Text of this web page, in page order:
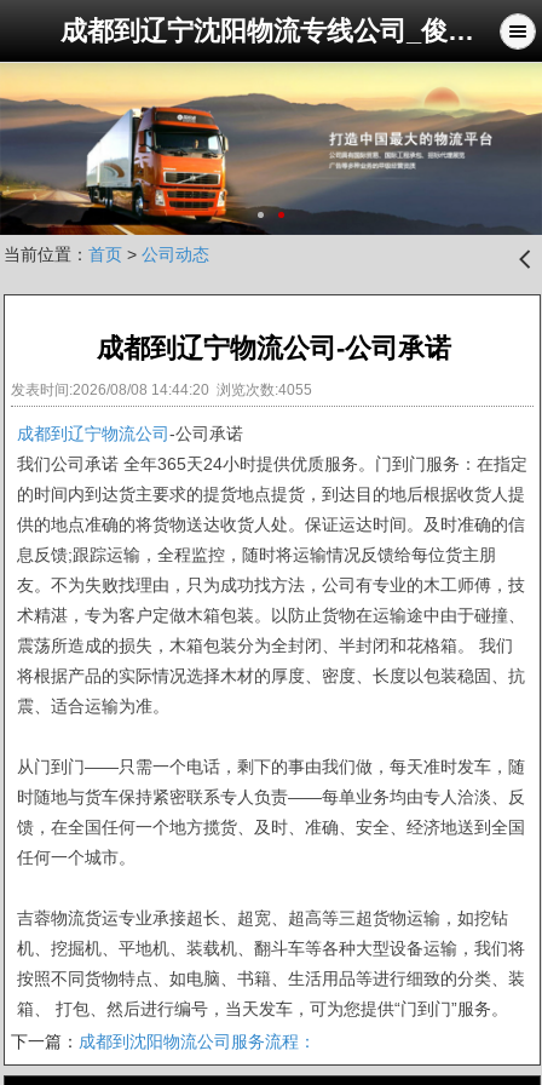
成都到辽宁沈阳物流专线公司_俊亚物流公司
1 2
当前位置： 首页> 公司动态 󰊒
成都到辽宁物流公司-公司承诺
发表时间:2026/08/08 14:44:20 浏览次数:4055
成都到辽宁物流公司-公司承诺
我们公司承诺 全年365天24小时提供优质服务。门到门服务：在指定
的时间内到达货主要求的提货地点提货，到达目的地后根据收货人提
供的地点准确的将货物送达收货人处。保证运达时间。及时准确的信
息反馈;跟踪运输，全程监控，随时将运输情况反馈给每位货主朋
友。不为失败找理由，只为成功找方法，公司有专业的木工师傅，技
术精湛，专为客户定做木箱包装。以防止货物在运输途中由于碰撞、
震荡所造成的损失，木箱包装分为全封闭、半封闭和花格箱。 我们
将根据产品的实际情况选择木材的厚度、密度、长度以包装稳固、抗
震、适合运输为准。
从门到门——只需一个电话，剩下的事由我们做，每天准时发车，随
时随地与货车保持紧密联系专人负责——每单业务均由专人洽淡、反
馈，在全国任何一个地方揽货、及时、准确、安全、经济地送到全国
任何一个城市。
吉蓉物流货运专业承接超长、超宽、超高等三超货物运输，如挖钻
机、挖掘机、平地机、装载机、翻斗车等各种大型设备运输，我们将
按照不同货物特点、如电脑、书籍、生活用品等进行细致的分类、装
箱、 打包、然后进行编号，当天发车，可为您提供“门到门”服务。
下一篇： 成都到沈阳物流公司服务流程：